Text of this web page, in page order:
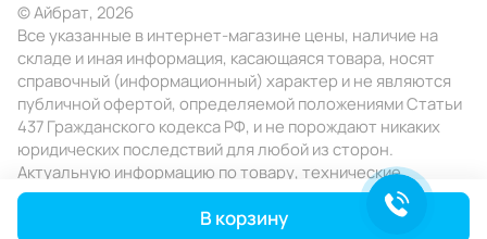
В корзину
© Айбрат, 2026
Все указанные в интернет-магазине цены, наличие на
складе и иная информация, касающаяся товара, носят
справочный (информационный) характер и не являются
публичной офертой, определяемой положениями Статьи
437 Гражданского кодекса РФ, и не порождают никаких
юридических последствий для любой из сторон.
Актуальную информацию по товару, технические
характеристики уточняйте в отделе продаж в день